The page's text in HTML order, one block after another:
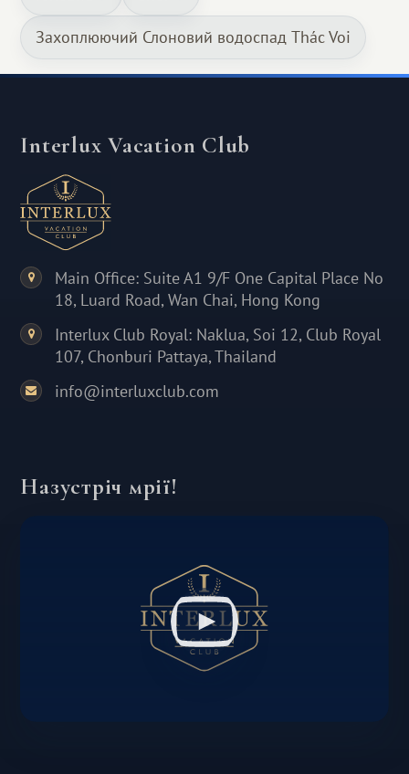
Захоплюючий Слоновий водоспад Thác Voi
Interlux Vacation Club
Main Office: Suite A1 9/F One Capital Place No
18, Luard Road, Wan Chai, Hong Kong
Interlux Club Royal: Naklua, Soi 12, Club Royal
107, Chonburi Pattaya, Thailand
info@interluxclub.com
Назустріч мрії!